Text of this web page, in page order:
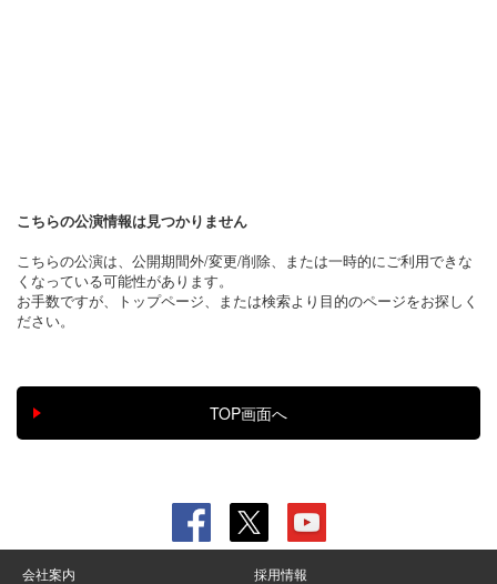
こちらの公演情報は見つかりません
こちらの公演は、公開期間外/変更/削除、または一時的にご利用できな
くなっている可能性があります。
お手数ですが、トップページ、または検索より目的のページをお探しく
ださい。
会社案内
採用情報